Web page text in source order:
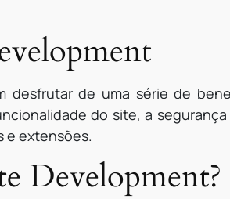
desfrutar de uma série de
do site, a
e extensões.
Development?